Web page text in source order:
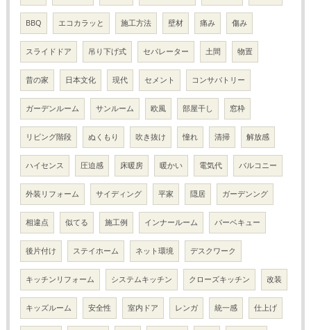
BBQ エコカラッと 施工方法 壁材 痛み 傷み
スライドドア 吊り下げ式 セパレーター 土間 物置
昔の家 日本文化 現代 セメント コンサバトリー
ガーデンルーム サンルーム 欧風 部屋干し 窓枠
リビング階段 ぬくもり 吹き抜け 憧れ 清掃 解放感
ハイセンス 圧迫感 床暖房 暖かい 電気代 バルコニー
外装リフォーム サイディング 平家 隠居 ガーデンング
相違点 似てる 施工例 インナールーム バーベキュー
後片付け ステイホーム ネット環境 デスクワーク
キッチンリフォーム システムキッチン クローズキッチン 改装
キッズルーム 安全性 室内ドア レンガ 統一感 仕上げ